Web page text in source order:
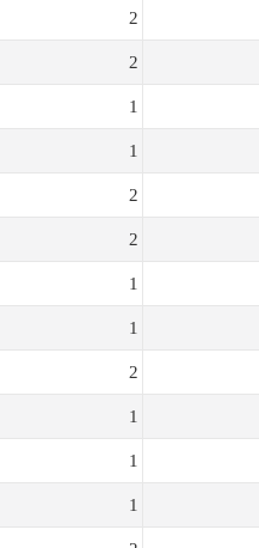
2
2
1
1
2
2
1
1
2
1
1
1